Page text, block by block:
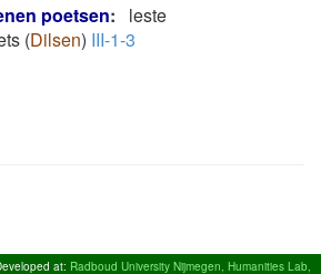
poetsen:
leste
(Dilsen) III-1-3
at: Radboud University Nijmegen, Humanities Lab,